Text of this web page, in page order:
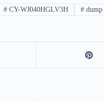
#CY-WJ040HGLV3H #dump